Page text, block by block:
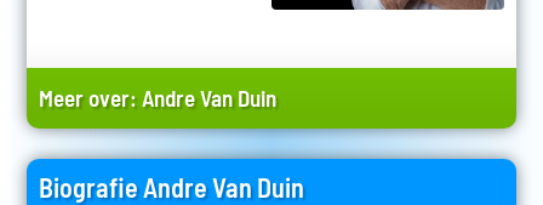
Meer over:Andre Van Duin
Biografie Andre Van Duin